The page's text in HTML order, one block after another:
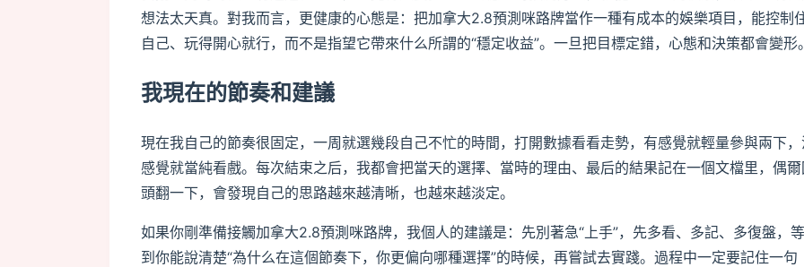
想法太天真。對我而言，更健康的心態是：把加拿大2.8預測咪路牌當作一種有成本的娛樂項目，能控制
自己、玩得開心就行，而不是指望它帶來什么所謂的“穩定收益”。一旦把目標定錯，心態和決策都會變形。
我現在的節奏和建議
現在我自己的節奏很固定，一周就選幾段自己不忙的時間，打開數據看看走勢，有感覺就輕量參與兩下，
感覺就當純看戲。每次結束之后，我都會把當天的選擇、當時的理由、最后的結果記在一個文檔里，偶爾
頭翻一下，會發現自己的思路越來越清晰，也越來越淡定。
如果你剛準備接觸加拿大2.8預測咪路牌，我個人的建議是：先別著急“上手”，先多看、多記、多復盤，等
到你能說清楚“為什么在這個節奏下，你更偏向哪種選擇”的時候，再嘗試去實踐。過程中一定要記住一句